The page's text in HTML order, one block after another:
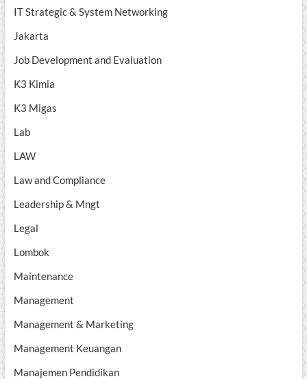
IT Strategic & System Networking
Jakarta
Job Development and Evaluation
K3 Kimia
K3 Migas
Lab
LAW
Law and Compliance
Leadership & Mngt
Legal
Lombok
Maintenance
Management
Management & Marketing
Management Keuangan
Manajemen Pendidikan